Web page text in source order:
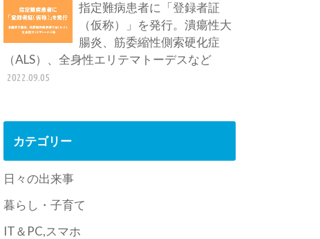
指定難病患者に「登録者証
（仮称）」を発行。潰瘍性大
腸炎、筋委縮性側索硬化症
（ALS）、全身性エリテマトーデスなど
2022.09.05
カテゴリー
日々の出来事
暮らし・子育て
IT＆PC,スマホ